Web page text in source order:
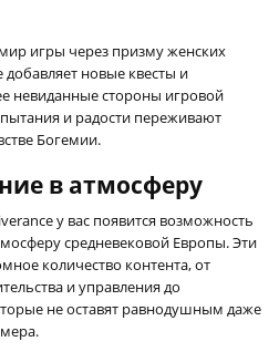
игры через призму женских
новые квесты и
невиданные стороны игровой
и радости переживают
Богемии.
в атмосферу
у вас появится возможность
средневековой Европы. Эти
количество контента, от
и управления до
не оставят равнодушным даже